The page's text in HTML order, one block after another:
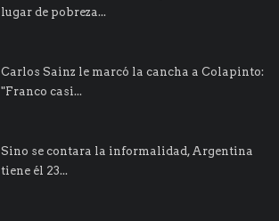
lugar de pobreza...
Carlos Sainz le marcó la cancha a Colapinto:
"Franco casi...
Sino se contara la informalidad, Argentina
tiene él 23...